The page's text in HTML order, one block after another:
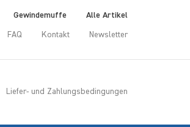
Gewindemuffe Alle Artikel
FAQ Kontakt Newsletter
Liefer- und Zahlungsbedingungen